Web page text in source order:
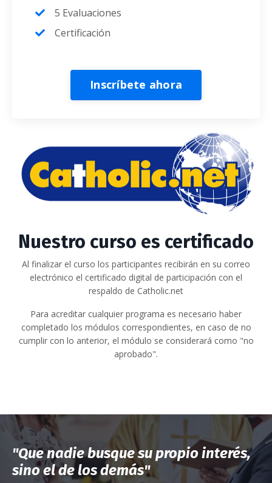
5 Evaluaciones
Certificación
Inscríbete ahora
Nuestro curso es certificado
Al finalizar el curso los participantes recibirán en su correo
electrónico el certificado digital de participación con el
respaldo de Catholic.net
Para acreditar cualquier programa es necesario haber
completado los módulos correspondientes, en caso de no
cumplir con lo anterior, el módulo se considerará como "no
aprobado".
"Que nadie busque su propio interés,
sino el de los demás"